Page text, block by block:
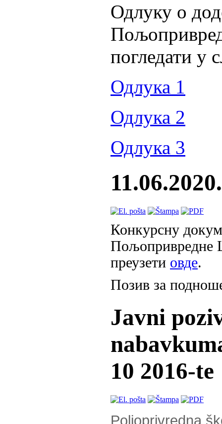
Одлуку о
погледати у
Одлука 1
Одлука 2
Одлука 3
Конкурсну
Пољопривредне
преузети овде.
Позив за
Javni
10 2016-te
Poljoprivredna